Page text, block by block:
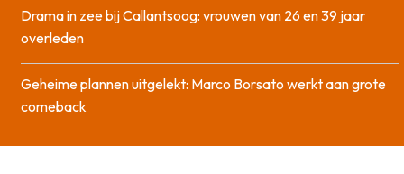
Drama in zee bij Callantsoog: vrouwen van 26 en 39 jaar
overleden
Geheime plannen uitgelekt: Marco Borsato werkt aan grote
comeback